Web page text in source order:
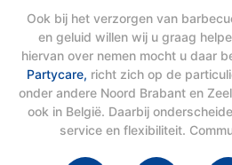
Ook bij het verzorgen van
en geluid willen wij u graag
hiervan over nemen mocht u daar
Partycare, richt zich op de
onder andere Noord Brabant en
ook in België. Daarbij
service en flexibiliteit.